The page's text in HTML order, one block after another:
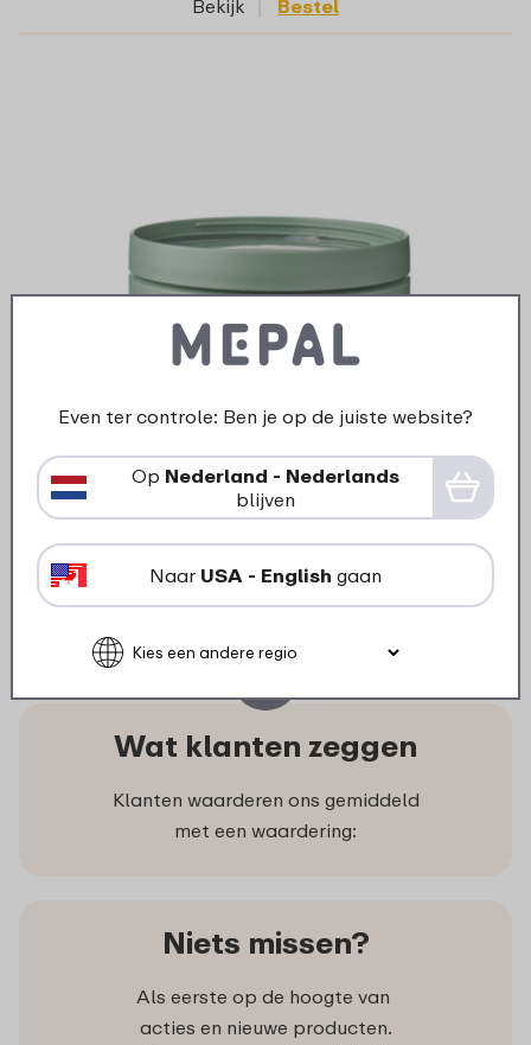
Bekijk Bestel
Nordic sage
5 kleuren
619
Wat klanten zeggen
Klanten waarderen ons gemiddeld
met een waardering:
Niets missen?
Als eerste op de hoogte van
acties en nieuwe producten.
Even ter controle: Ben je op de juiste website?
Op Nederland - Nederlands
blijven
Naar USA - English gaan